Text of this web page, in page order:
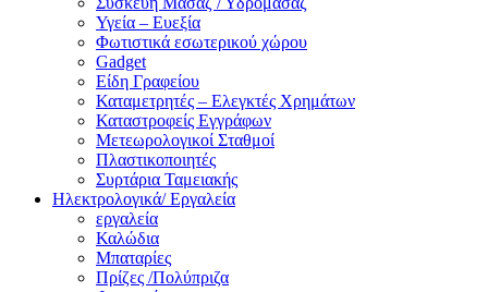
Υγεία – Ευεξία
Φωτιστικά εσωτερικού χώρου
Gadget
Είδη Γραφείου
Καταμετρητές – Ελεγκτές Χρημάτων
Καταστροφείς Εγγράφων
Μετεωρολογικοί Σταθμοί
Πλαστικοποιητές
Συρτάρια Ταμειακής
Ηλεκτρολογικά/ Εργαλεία
εργαλεία
Καλώδια
Μπαταρίες
Πρίζες /Πολύπριζα